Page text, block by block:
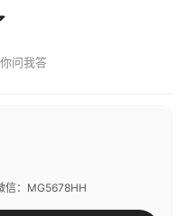
你问我答
信：MG5678HH